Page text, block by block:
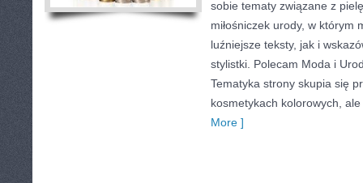
sobie tematy związane z
miłośniczek urody, w którym
luźniejsze teksty, jak i
stylistki. Polecam Moda i
Tematyka strony skupia się
kosmetykach kolorowych,
More ]